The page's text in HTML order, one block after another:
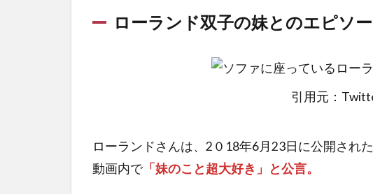
ローランド双子の妹とのエピソ
引用元：
ローランドさんは、2０18年6月23日に公開され
動画内で「妹のこと超大好き」と公言。